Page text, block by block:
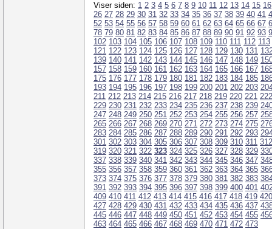
Viser siden: 1 2 3 4 5 6 7 8 9 10 11 12 13 14 15 16
26 27 28 29 30 31 32 33 34 35 36 37 38 39 40 41
52 53 54 55 56 57 58 59 60 61 62 63 64 65 66 67
78 79 80 81 82 83 84 85 86 87 88 89 90 91 92 93
102 103 104 105 106 107 108 109 110 111 112 113
121 122 123 124 125 126 127 128 129 130 131
139 140 141 142 143 144 145 146 147 148 149
157 158 159 160 161 162 163 164 165 166 167
175 176 177 178 179 180 181 182 183 184 185
193 194 195 196 197 198 199 200 201 202 203
211 212 213 214 215 216 217 218 219 220 221 222
229 230 231 232 233 234 235 236 237 238 239
247 248 249 250 251 252 253 254 255 256 257
265 266 267 268 269 270 271 272 273 274 275
283 284 285 286 287 288 289 290 291 292 293
301 302 303 304 305 306 307 308 309 310 311 312
319 320 321 322 323 324 325 326 327 328 329
337 338 339 340 341 342 343 344 345 346 347
355 356 357 358 359 360 361 362 363 364 365
373 374 375 376 377 378 379 380 381 382 383
391 392 393 394 395 396 397 398 399 400 401
409 410 411 412 413 414 415 416 417 418 419 420
427 428 429 430 431 432 433 434 435 436 437
445 446 447 448 449 450 451 452 453 454 455
463 464 465 466 467 468 469 470 471 472 473